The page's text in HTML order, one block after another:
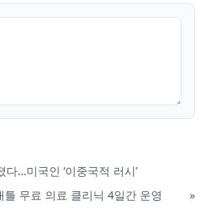
…미국인 ‘이중국적 러시’
틀 무료 의료 클리닉 4일간 운영
»